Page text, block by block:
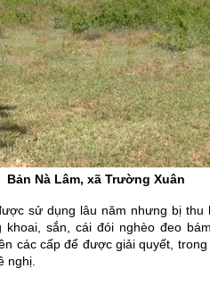
Bản Nà Lâm, xã Trường Xuân
sử dụng lâu năm nhưng bị thu
sắn, cái đói nghèo đeo
các cấp để được giải quyết,
nghị.